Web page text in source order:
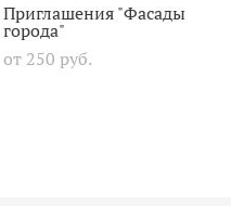
Приглашения "Фасады
города"
от 250 pуб.